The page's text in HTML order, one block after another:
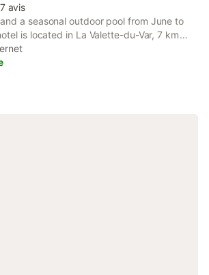
avis
a seasonal outdoor pool from June to
is located in La Valette-du-Var, 7 km
from Hyères. The Avenue 83 Shopping
walk away.